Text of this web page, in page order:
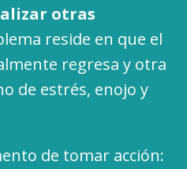
otras
reside en que el
regresa y otra
de estrés, enojo y
de tomar acción: